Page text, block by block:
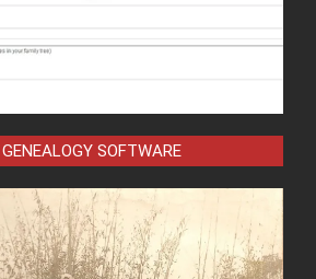
GENEALOGY SOFTWARE